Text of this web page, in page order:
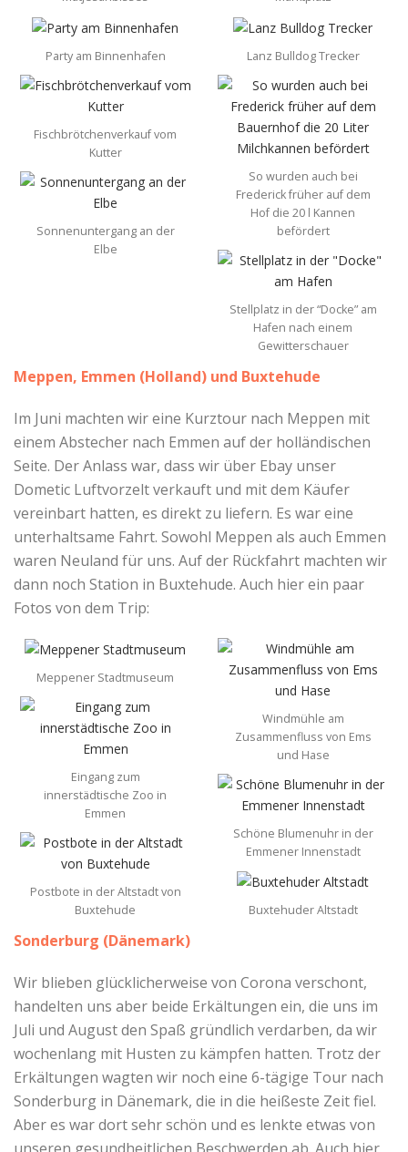
Party am Binnenhafen Lanz Bulldog Trecker
Fischbrötchenverkauf vom
Kutter
So wurden auch bei
Frederick früher auf dem
Hof die 20 l Kannen
befördert
Sonnenuntergang an der
Elbe
Stellplatz in der “Docke” am
Hafen nach einem
Gewitterschauer
Meppen, Emmen (Holland) und Buxtehude
Im Juni machten wir eine Kurztour nach Meppen mit
einem Abstecher nach Emmen auf der holländischen
Seite. Der Anlass war, dass wir über Ebay unser
Dometic Luftvorzelt verkauft und mit dem Käufer
vereinbart hatten, es direkt zu liefern. Es war eine
unterhaltsame Fahrt. Sowohl Meppen als auch Emmen
waren Neuland für uns. Auf der Rückfahrt machten wir
dann noch Station in Buxtehude. Auch hier ein paar
Fotos von dem Trip:
Windmühle am
Zusammenfluss von Ems
und Hase
Meppener Stadtmuseum
Eingang zum
innerstädtische Zoo in
Emmen
Schöne Blumenuhr in der
Emmener Innenstadt
Postbote in der Altstadt von
Buxtehude
Buxtehuder Altstadt
Sonderburg (Dänemark)
Wir blieben glücklicherweise von Corona verschont,
handelten uns aber beide Erkältungen ein, die uns im
Juli und August den Spaß gründlich verdarben, da wir
wochenlang mit Husten zu kämpfen hatten. Trotz der
Erkältungen wagten wir noch eine 6-tägige Tour nach
Sonderburg in Dänemark, die in die heißeste Zeit fiel.
Aber es war dort sehr schön und es lenkte etwas von